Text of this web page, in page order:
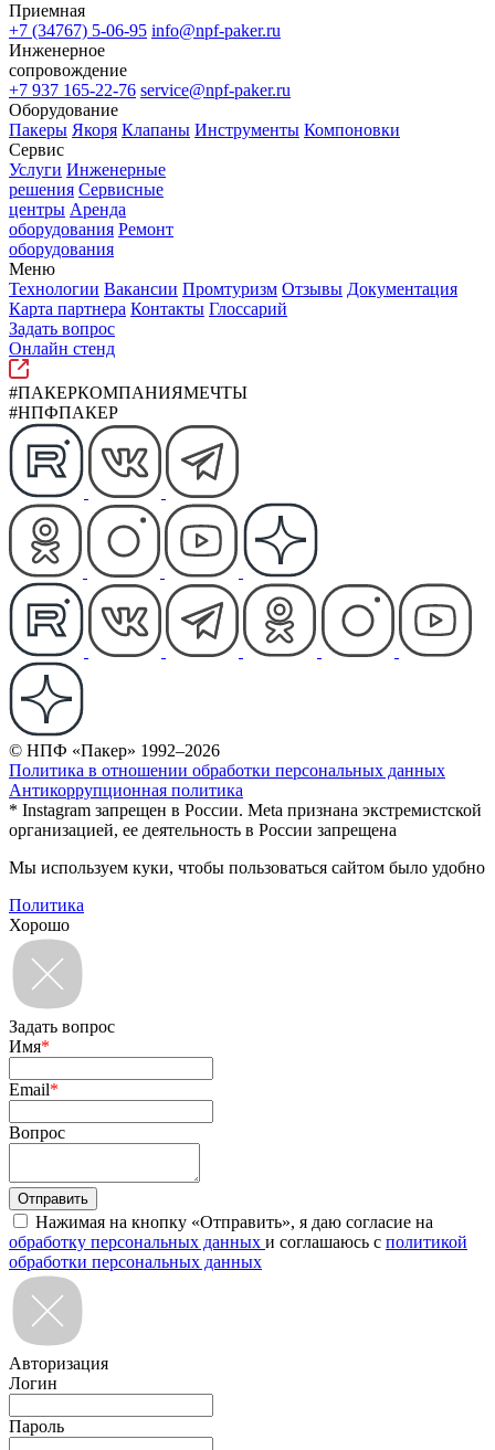
Приемная
+7 (34767) 5-06-95 info@npf-paker.ru
Инженерное
сопровождение
+7 937 165-22-76 service@npf-paker.ru
Оборудование
Пакеры Якоря Клапаны Инструменты Компоновки
Сервис
Услуги Инженерные
решения Сервисные
центры Аренда
оборудования Ремонт
оборудования
Меню
Технологии Вакансии Промтуризм Отзывы Документация
Карта партнера Контакты Глоссарий
Задать вопрос
Онлайн стенд
#ПАКЕРКОМПАНИЯМЕЧТЫ
#НПФПАКЕР
© НПФ «Пакер» 1992–2026
Политика в отношении обработки персональных данных
Антикоррупционная политика
* Instagram запрещен в России. Meta признана экстремистской
организацией, ее деятельность в России запрещена
Мы используем куки, чтобы пользоваться сайтом было удобно
Политика
Хорошо
Задать вопрос
Имя*
Email*
Вопрос
Нажимая на кнопку «Отправить», я даю согласие на
обработку персональных данных и соглашаюсь с политикой
обработки персональных данных
Авторизация
Логин
Пароль